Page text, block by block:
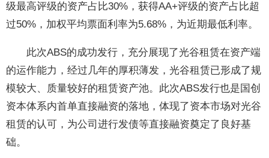
级最高评级的资产占比30%，获得AA+评级的资产占比超
过50%，加权平均票面利率为5.68%，为近期最低利率。
此次ABS的成功发行，充分展现了光谷租赁在资产端
的运作能力，经过几年的厚积薄发，光谷租赁已形成了规
模较大、质量较好的租赁资产池。此次ABS发行也是国创
资本体系内首单直接融资的落地，体现了资本市场对光谷
租赁的认可，为公司进行发债等直接融资奠定了良好基
础。